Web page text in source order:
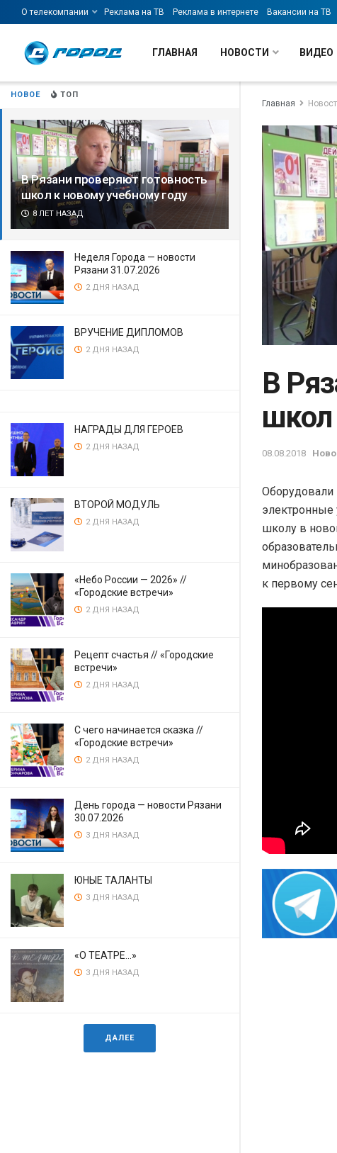
НОВОЕ ТОП
В Рязани проверяют готовность
школ к новому учебному году
8 ЛЕТ НАЗАД
Неделя Города — новости
Рязани 31.07.2026
2 ДНЯ НАЗАД
ВРУЧЕНИЕ ДИПЛОМОВ
2 ДНЯ НАЗАД
НАГРАДЫ ДЛЯ ГЕРОЕВ
2 ДНЯ НАЗАД
ВТОРОЙ МОДУЛЬ
2 ДНЯ НАЗАД
«Небо России — 2026» //
«Городские встречи»
2 ДНЯ НАЗАД
Рецепт счастья // «Городские
встречи»
2 ДНЯ НАЗАД
С чего начинается сказка //
«Городские встречи»
2 ДНЯ НАЗАД
День города — новости Рязани
30.07.2026
3 ДНЯ НАЗАД
ЮНЫЕ ТАЛАНТЫ
3 ДНЯ НАЗАД
«О ТЕАТРЕ…»
3 ДНЯ НАЗАД
ДАЛЕЕ
О телекомпании Реклама на ТВ Реклама в интернете Вакансии на ТВ
ГЛАВНАЯ НОВОСТИ ВИДЕО
Главная
В
школ
08.08.2018
Оборудовали
школу в
к первому